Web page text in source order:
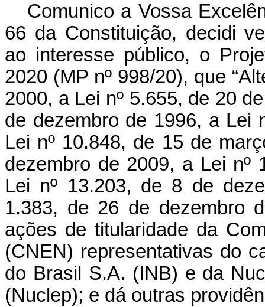
Comunico a Vossa
66 da Constituição, decidi
ao interesse público, o
2020 (MP nº 998/20), que
2000, a Lei nº 5.655, de 20
de dezembro de 1996, a Lei
Lei nº 10.848, de 15 de
dezembro de 2009, a Lei nº
Lei nº 13.203, de 8 de
1.383, de 26 de dezembro
ações de titularidade da
(CNEN) representativas do
do Brasil S.A. (INB) e da
(Nuclep); e dá outras